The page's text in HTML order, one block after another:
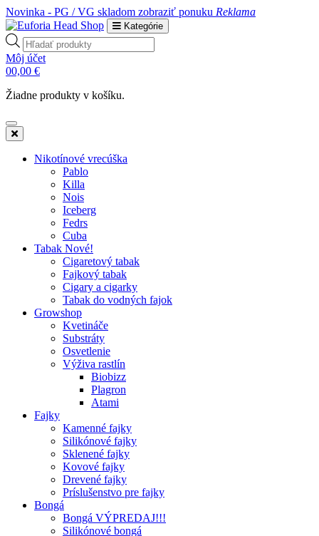
Novinka - PG / VG skladom zobraziť ponuku Reklama
Kategórie
Products
search
Môj účet
00,00 €
Žiadne produkty v košíku.
Nikotínové vrecúška
Pablo
Killa
Nois
Iceberg
Fedrs
Cuba
Tabak Nové!
Cigaretový tabak
Fajkový tabak
Cigary a cigarky
Tabak do vodných fajok
Growshop
Kvetináče
Substráty
Osvetlenie
Výživa rastlín
Biobizz
Plagron
Atami
Fajky
Kamenné fajky
Silikónové fajky
Sklenené fajky
Kovové fajky
Drevené fajky
Príslušenstvo pre fajky
Bongá
Bongá VÝPREDAJ!!!
Silikónové bongá